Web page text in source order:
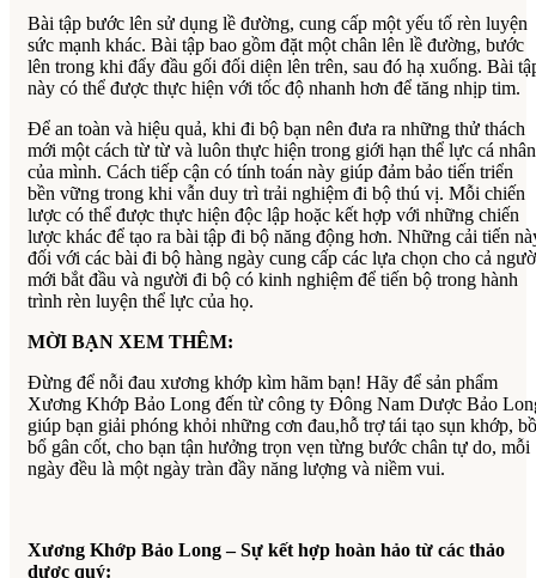
Bài tập bước lên sử dụng lề đường, cung cấp một yếu tố rèn luyện
sức mạnh khác. Bài tập bao gồm đặt một chân lên lề đường, bước
lên trong khi đẩy đầu gối đối diện lên trên, sau đó hạ xuống. Bài
này có thể được thực hiện với tốc độ nhanh hơn để tăng nhịp tim.
Để an toàn và hiệu quả, khi đi bộ bạn nên đưa ra những thử thách
mới một cách từ từ và luôn thực hiện trong giới hạn thể lực cá nhân
của mình. Cách tiếp cận có tính toán này giúp đảm bảo tiến triển
bền vững trong khi vẫn duy trì trải nghiệm đi bộ thú vị. Mỗi chiến
lược có thể được thực hiện độc lập hoặc kết hợp với những chiến
lược khác để tạo ra bài tập đi bộ năng động hơn. Những cải tiến
đối với các bài đi bộ hàng ngày cung cấp các lựa chọn cho cả
mới bắt đầu và người đi bộ có kinh nghiệm để tiến bộ trong hành
trình rèn luyện thể lực của họ.
MỜI BẠN XEM THÊM:
Đừng để nỗi đau xương khớp kìm hãm bạn! Hãy để sản phẩm
Xương Khớp Bảo Long đến từ công ty Đông Nam Dược Bảo
giúp bạn giải phóng khỏi những cơn đau,hỗ trợ tái tạo sụn khớp,
bổ gân cốt, cho bạn tận hưởng trọn vẹn từng bước chân tự do, mỗi
ngày đều là một ngày tràn đầy năng lượng và niềm vui.
Xương Khớp Bảo Long – Sự kết hợp hoàn hảo từ các thảo
dược quý: